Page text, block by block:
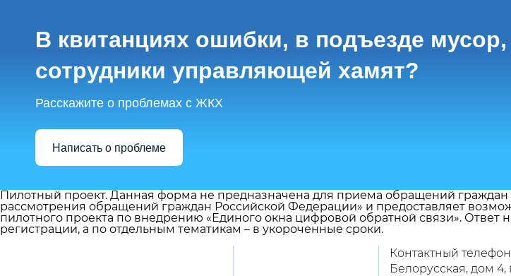
В квитанциях ошибки, в подъезде мусор,
сотрудники управляющей хамят?
Расскажите о проблемах с ЖКХ
Написать о проблеме
Пилотный проект. Данная форма не предназначена для приема обращений
рассмотрения обращений граждан Российской Федерации» и предоставляет
пилотного проекта по внедрению «Единого окна цифровой обратной связи».
регистрации, а по отдельным тематикам – в укороченные сроки.
Контактный
Белорусская, дом 4,